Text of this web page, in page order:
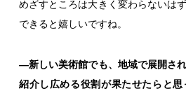
めざすところは大きく変わらないは
できると嬉しいですね。
―新しい美術館でも、地域で展開さ
紹介し広める役割が果たせたらと思